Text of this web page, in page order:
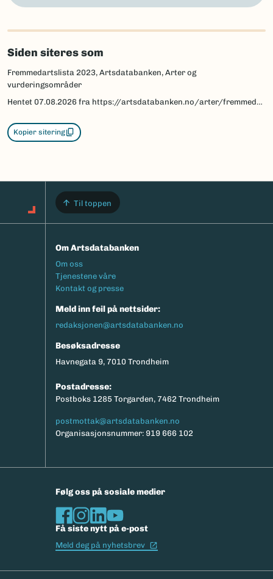
Siden siteres som
Fremmedartslista 2023, Artsdatabanken, Arter og
vurderingsområder
Hentet 07.08.2026 fra https://artsdatabanken.no/arter/fremmedartslista/om-fremmedartslista/arter-og-vurderingsomrader
Kopier sitering
Til toppen
Om Artsdatabanken
Footermeny
Om oss
Tjenestene våre
Kontakt og presse
Meld inn feil på nettsider:
redaksjonen@artsdatabanken.no
Besøksadresse
Havnegata 9, 7010 Trondheim
Postadresse:
Postboks 1285 Torgarden, 7462 Trondheim
postmottak@artsdatabanken.no
Organisasjonsnummer: 919 666 102
Følg oss på sosiale medier
Få siste nytt på e-post
Meld deg på nyhetsbrev